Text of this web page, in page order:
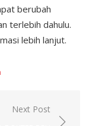
berubah
terlebih dahulu.
lebih lanjut.
Next Post